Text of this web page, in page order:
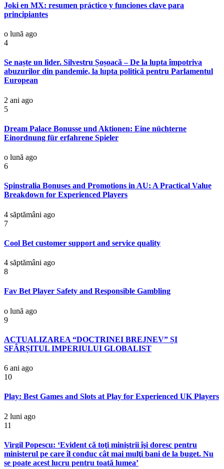
Joki en MX: resumen práctico y funciones clave para
principiantes
o lună ago
4
Se naște un lider. Silvestru Șoșoacă – De la lupta împotriva
abuzurilor din pandemie, la lupta politică pentru Parlamentul
European
2 ani ago
5
Dream Palace Bonusse und Aktionen: Eine nüchterne
Einordnung für erfahrene Spieler
o lună ago
6
Spinstralia Bonuses and Promotions in AU: A Practical Value
Breakdown for Experienced Players
4 săptămâni ago
7
Cool Bet customer support and service quality
4 săptămâni ago
8
Fav Bet Player Safety and Responsible Gambling
o lună ago
9
ACTUALIZAREA “DOCTRINEI BREJNEV” ȘI
SFÂRȘITUL IMPERIULUI GLOBALIST
6 ani ago
10
Play: Best Games and Slots at Play for Experienced UK Players
2 luni ago
11
Virgil Popescu: ‘Evident că toţi miniştrii îşi doresc pentru
ministerul pe care îl conduc cât mai mulţi bani de la buget. Nu
se poate acest lucru pentru toată lumea’